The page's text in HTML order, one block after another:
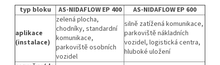
typ bloku AS-NIDAFLOW EP 400 AS-NIDAFLOW EP 600
aplikace
(instalace)
zelená plocha,
chodníky, standardní
komunikace,
parkoviště osobních
vozidel
silně zatížená komunikace,
parkoviště nákladních
vozidel, logistická centra,
hluboké uložení